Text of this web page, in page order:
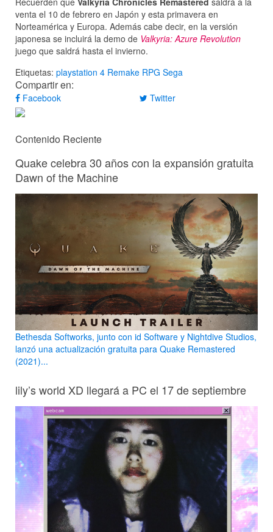
venta el 10 de febrero en Japón y esta primavera en
Norteamérica y Europa. Además cabe decir, en la versión
japonesa se incluirá la demo de Valkyria: Azure Revolution
juego que saldrá hasta el invierno.
Etiquetas: playstation 4 Remake RPG Sega
Compartir en:
Facebook Twitter
Contenido Reciente
Quake celebra 30 años con la expansión gratuita
Dawn of the Machine
Bethesda Softworks, junto con id Software y Nightdive Studios,
lanzó una actualización gratuita para Quake Remastered
(2021)...
lily’s world XD llegará a PC el 17 de septiembre